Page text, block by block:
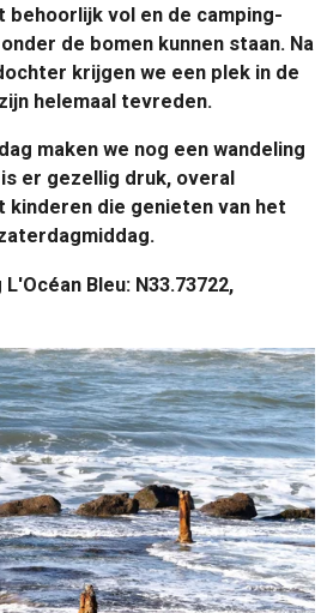
behoorlijk vol en de camping-
de bomen kunnen staan. Na
krijgen we een plek in de
helemaal tevreden.
maken we nog een wandeling
er gezellig druk, overal
kinderen die genieten van het
Bleu: N33.73722,